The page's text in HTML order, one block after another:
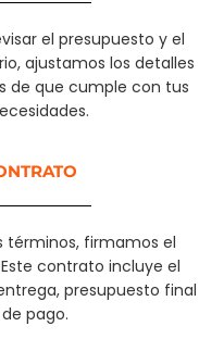
el presupuesto y el
ajustamos los detalles
de que cumple con tus
términos, firmamos el
contrato incluye el
presupuesto final
pago.